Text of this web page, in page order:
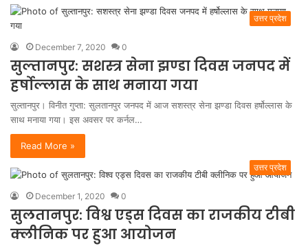
उत्तर प्रदेश
December 7, 2020 0
सुल्तानपुर: सशस्त्र सेना झण्डा दिवस जनपद में
हर्षोल्लास के साथ मनाया गया
सुल्तानपुर। विनीत गुप्ता: सुलतानपुर जनपद में आज सशस्त्र सेना झण्डा दिवस हर्षोल्लास के
साथ मनाया गया। इस अवसर पर कर्नल…
Read More »
उत्तर प्रदेश
December 1, 2020 0
सुलतानपुर: विश्व एड्स दिवस का राजकीय टीबी
क्लीनिक पर हुआ आयोजन